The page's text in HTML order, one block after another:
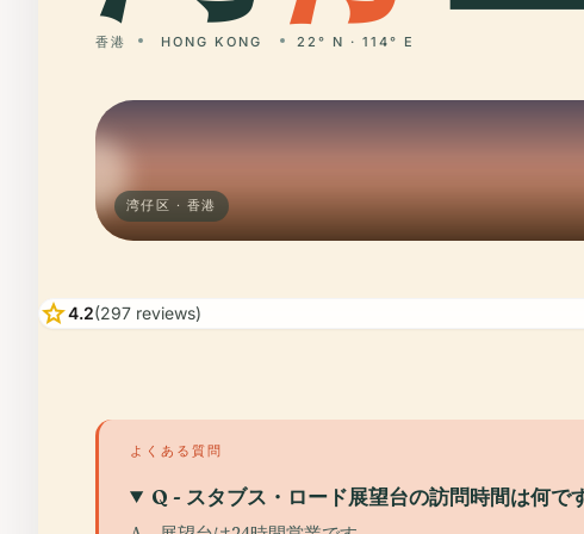
香港 HONG KONG 22° N · 114° E
湾仔区 · 香港
star4.2(297 reviews)
よくある質問
Q - スタブス・ロード展望台の訪問時間は何で